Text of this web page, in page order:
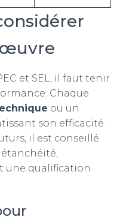
et SEL, il faut tenir
Chaque
ou un
son efficacité.
il est conseillé
une qualification